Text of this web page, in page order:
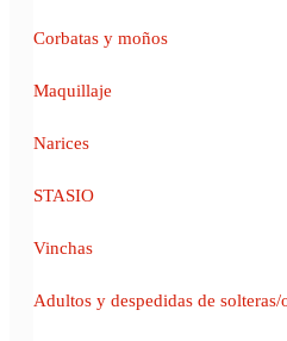
Corbatas y moños
Maquillaje
Narices
STASIO
Vinchas
Adultos y despedidas de solteras/